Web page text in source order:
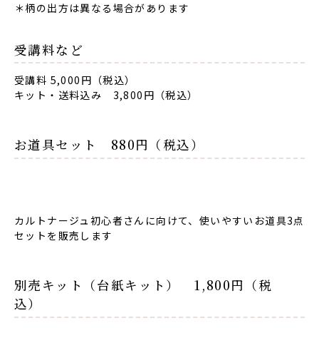
＊柄の出方は異なる場合があります
受講料など
受講料 5,000円（税込）
キット・送料込み 3,800円（税込）
お道具セット 880円（税込）
カルトナージュ初心者さんに向けて、使いやすいお道具3点
セットを販売します
別売キット（台紙キット） 1,800円（税
込）